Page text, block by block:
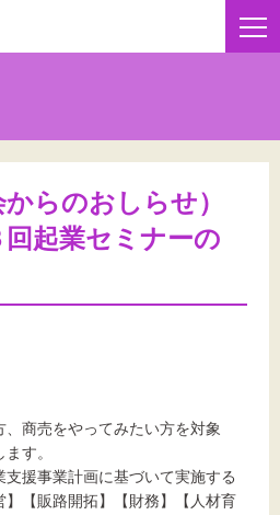
創業者の方へ
い合わせ
からのおしらせ）
起業セミナーの
商売をやってみたい方を対象
す。
援事業計画に基づいて実施する
【販路開拓】【財務】【人材育